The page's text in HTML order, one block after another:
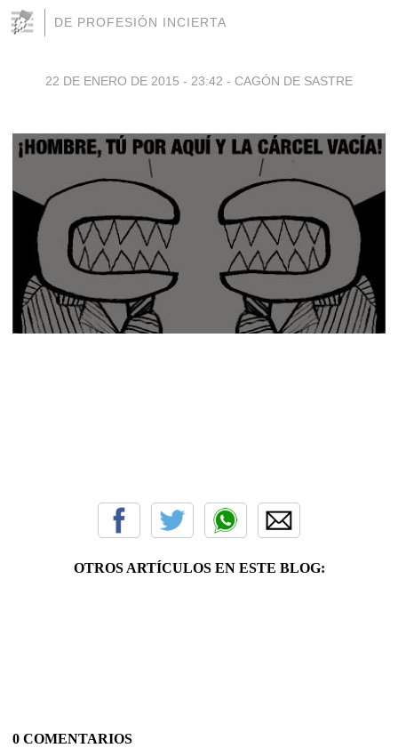
DE PROFESIÓN INCIERTA
22 DE ENERO DE 2015 - 23:42 - CAGÓN DE SASTRE
OTROS ARTÍCULOS EN ESTE BLOG:
0 COMENTARIOS